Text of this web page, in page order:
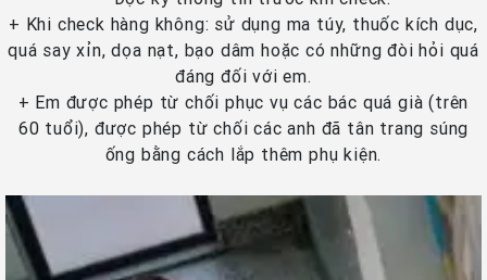
+ Khi check hàng không: sử dụng ma túy, thuốc kích dục,
quá say xỉn, dọa nạt, bạo dâm hoặc có những đòi hỏi quá
đáng đối với em.
+ Em được phép từ chối phục vụ các bác quá già (trên
60 tuổi), được phép từ chối các anh đã tân trang súng
ống bằng cách lắp thêm phụ kiện.